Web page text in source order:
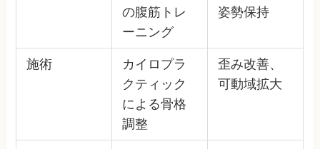
の腹筋トレ
ーニング
姿勢保持
施術
カイロプラ
クティック
による骨格
調整
歪み改善、
可動域拡大